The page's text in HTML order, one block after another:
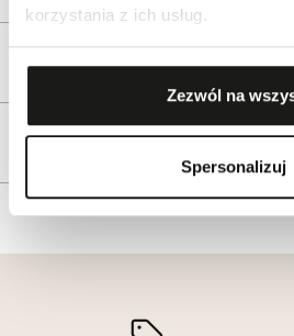
korzystania z ich usług.
Zezwól na
Spersonalizuj
Reklamacje i zwroty
Tagi